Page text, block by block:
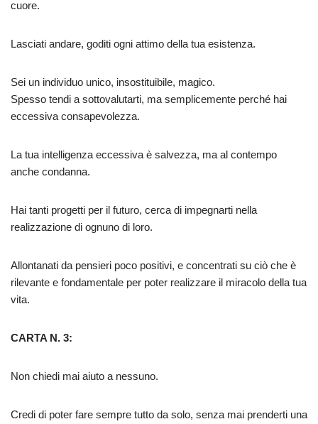
cuore.
Lasciati andare, goditi ogni attimo della tua esistenza.
Sei un individuo unico, insostituibile, magico.
Spesso tendi a sottovalutarti, ma semplicemente perché hai
eccessiva consapevolezza.
La tua intelligenza eccessiva è salvezza, ma al contempo
anche condanna.
Hai tanti progetti per il futuro, cerca di impegnarti nella
realizzazione di ognuno di loro.
Allontanati da pensieri poco positivi, e concentrati su ciò che è
rilevante e fondamentale per poter realizzare il miracolo della tua
vita.
CARTA N. 3:
Non chiedi mai aiuto a nessuno.
Credi di poter fare sempre tutto da solo, senza mai prenderti una